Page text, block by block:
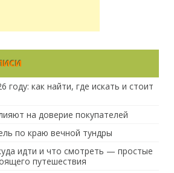
году: как найти, где искать и стоит
на доверие покупателей
по краю вечной тундры
идти и что смотреть — простые
путешествия